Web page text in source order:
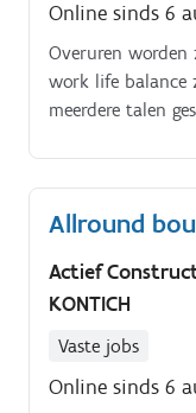
Online sinds 6
Overuren worden
work life balance
meerdere talen
maaltijdcheques
Allround
Actief
KONTICH
Vaste jobs
Online sinds 6